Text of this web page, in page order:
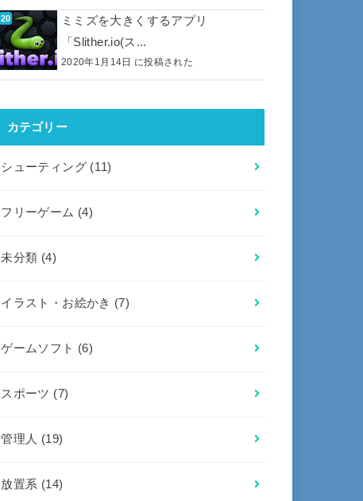
ミミズを大きくするアプリ
「Slither.io(ス...
2020年1月14日 に投稿された
カテゴリー
シューティング (11)
フリーゲーム (4)
未分類 (4)
イラスト・お絵かき (7)
ゲームソフト (6)
スポーツ (7)
管理人 (19)
放置系 (14)